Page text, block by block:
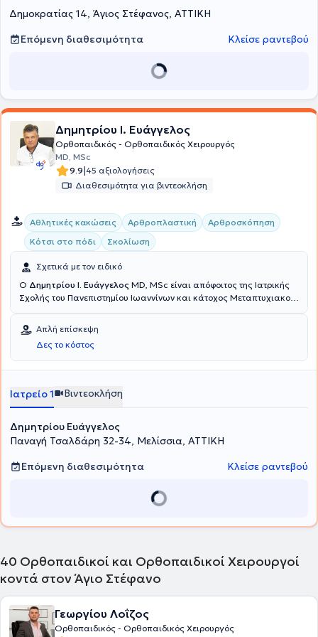
Δημοκρατίας 14, Άγιος Στέφανος, ΑΤΤΙΚΗ
Επόμενη διαθεσιμότητα
Κλείσε ραντεβού
Δημητρίου Ι. Ευάγγελος
Ορθοπαιδικός - Ορθοπαιδικός Χειρουργός
MD, MSc
9.9|45 αξιολογήσεις
Διαθεσιμότητα για βιντεοκλήση
Αθλητικές κακώσεις Αρθροπλαστική
Αρθροσκόπηση
Κότσι στο πόδι
Σκολίωση
Σχετικά με τον ειδικό
Ο Δημητρίου Ι. Ευάγγελος MD, MSc είναι απόφοιτος της Ιατρικής
Σχολής του Πανεπιστημίου Ιωαννίνων και κάτοχος Μεταπτυχιακού
Πανεπιστημίου Αθηνών. Έχει ειδικευθεί στην Ορθοπαιδική και
Τραυματολογία και εξειδικευθεί στην Επανορθωτική Χειρουργική
του Ισχίου και του Γόνατος, στην Χειρουργική του Άνω Άκρου, στις
Αθλητικές Κακώσεις και στην Αρθροσκοπική Χειρουργική, στην
εργαστεί επί μακρόν στο Γενικό Νοσοκομείο Αττικής ΚΑΤ και στο
εξωτερικό. Διατηρεί ιδιωτικό ιατρείο στα Μελίσσια και χειρουργεί
Απλή επίσκεψη
Δες το κόστος
Ιατρείο 1 Βιντεοκλήση
Δημητρίου Ευάγγελος
Παναγή Τσαλδάρη 32-34, Μελίσσια, ΑΤΤΙΚΗ
Επόμενη διαθεσιμότητα
Κλείσε ραντεβού
40 Ορθοπαιδικοί και Ορθοπαιδικοί Χειρουργοί
κοντά στον Άγιο Στέφανο
Γεωργίου Λοΐζος
Ορθοπαιδικός - Ορθοπαιδικός Χειρουργός